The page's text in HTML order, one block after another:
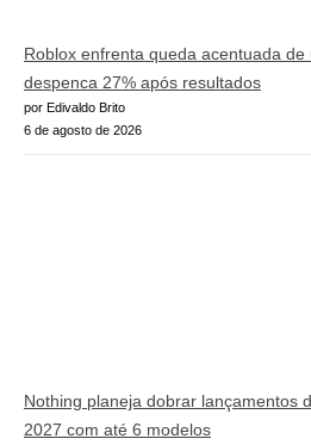
Roblox enfrenta queda acentuada
despenca 27% após resultados
por Edivaldo Brito
6 de agosto de 2026
Nothing planeja dobrar lançamentos
2027 com até 6 modelos